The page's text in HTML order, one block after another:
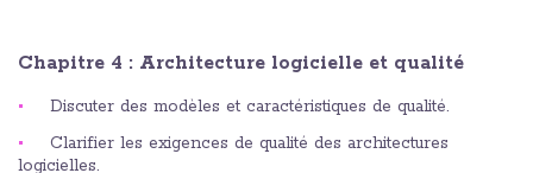
Chapitre 4 : Architecture logicielle et qualité
Discuter des modèles et caractéristiques de qualité.
Clarifier les exigences de qualité des architectures
logicielles.